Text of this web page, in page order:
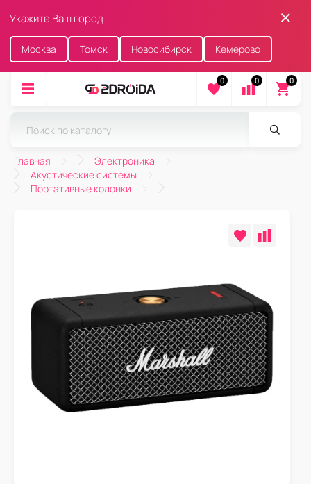
Укажите Ваш город
Москва Томск Новосибирск Кемерово
0 0 0
Главная
Электроника
Акустические системы
Портативные колонки